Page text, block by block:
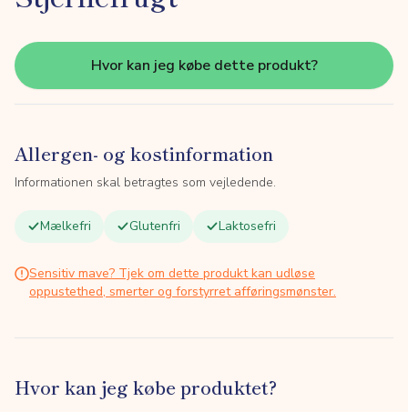
Hvor kan jeg købe dette produkt?
Allergen- og kostinformation
Informationen skal betragtes som vejledende.
Mælkefri Glutenfri Laktosefri
Sensitiv mave? Tjek om dette produkt kan udløse
oppustethed, smerter og forstyrret afføringsmønster.
Hvor kan jeg købe produktet?